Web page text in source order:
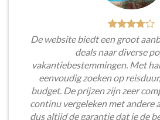
De website biedt een groot
deals naar diverse
vakantiebestemmingen. Met
eenvoudig zoeken op
budget. De prijzen zijn zeer
continu vergeleken met andere
dus altijd de garantie dat je de